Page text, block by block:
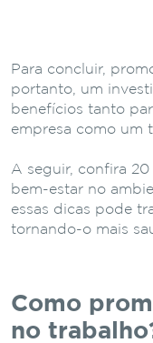
Para concluir,
portanto, um
benefícios tanto
empresa como um
A seguir, confira
bem-estar no
essas dicas pode
tornando-o mais
Como
no